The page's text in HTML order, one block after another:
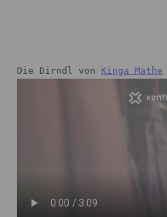
Die Dirndl von Kinga Mathe